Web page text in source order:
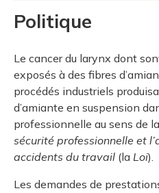
Politique
Le cancer du larynx dont
exposés à des fibres
procédés industriels
d’amiante en suspension
professionnelle au sens de la
sécurité professionnelle et
accidents du travail (la Loi).
Les demandes de